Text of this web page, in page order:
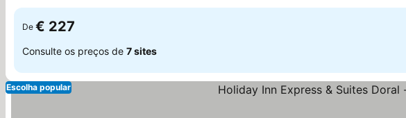
De € 227
Consulte os preços de 7 sites
Escolha popular